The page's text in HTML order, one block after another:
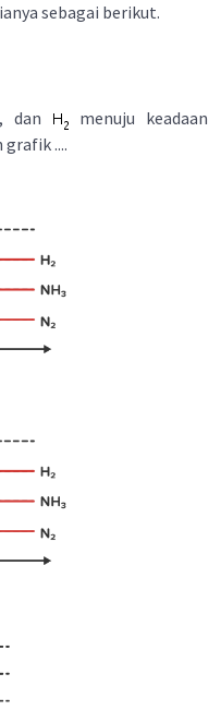
sebagai berikut.
, dan
menuju keadaan
....